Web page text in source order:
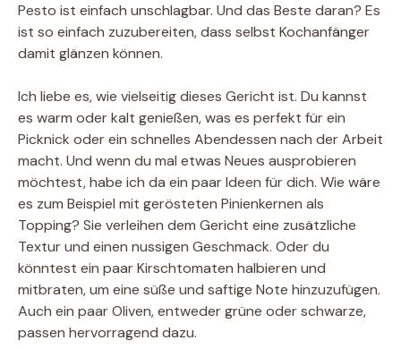
Pesto ist einfach unschlagbar. Und das Beste daran? Es
ist so einfach zuzubereiten, dass selbst Kochanfänger
damit glänzen können.
Ich liebe es, wie vielseitig dieses Gericht ist. Du kannst
es warm oder kalt genießen, was es perfekt für ein
Picknick oder ein schnelles Abendessen nach der Arbeit
macht. Und wenn du mal etwas Neues ausprobieren
möchtest, habe ich da ein paar Ideen für dich. Wie wäre
es zum Beispiel mit gerösteten Pinienkernen als
Topping? Sie verleihen dem Gericht eine zusätzliche
Textur und einen nussigen Geschmack. Oder du
könntest ein paar Kirschtomaten halbieren und
mitbraten, um eine süße und saftige Note hinzuzufügen.
Auch ein paar Oliven, entweder grüne oder schwarze,
passen hervorragend dazu.